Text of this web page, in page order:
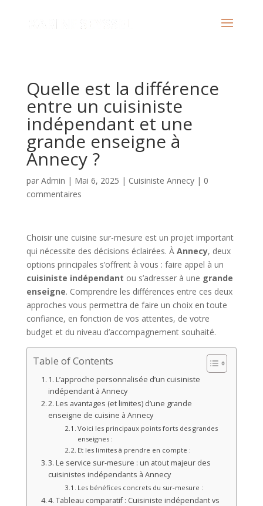
Quelle est la différence
entre un cuisiniste
indépendant et une
grande enseigne à
Annecy ?
par Admin | Mai 6, 2025 | Cuisiniste Annecy| 0
commentaires
Choisir une cuisine sur-mesure est un projet important
qui nécessite des décisions éclairées. À Annecy, deux
options principales s’offrent à vous : faire appel à un
cuisiniste indépendant ou s’adresser à une grande
enseigne. Comprendre les différences entre ces deux
approches vous permettra de faire un choix en toute
confiance, en fonction de vos attentes, de votre
budget et du niveau d’accompagnement souhaité.
Table of Contents
1. L’approche personnalisée d’un cuisiniste
indépendant à Annecy
2. Les avantages (et limites) d’une grande
enseigne de cuisine à Annecy
Voici les principaux points forts des grandes
enseignes :
Et les limites à prendre en compte :
3. Le service sur-mesure : un atout majeur des
cuisinistes indépendants à Annecy
Les bénéfices concrets du sur-mesure :
4. Tableau comparatif : Cuisiniste indépendant vs